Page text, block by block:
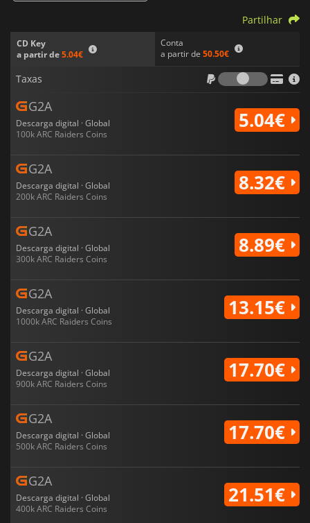
CD Key
a partir de5.04€
Conta
a partir de 50.50€
Partilhar
Taxas
Taxas
G2A
Descarga digital · Global
100k ARC Raiders Coins
5.04€
G2A
Descarga digital · Global
200k ARC Raiders Coins
8.32€
G2A
Descarga digital · Global
300k ARC Raiders Coins
8.89€
G2A
Descarga digital · Global
1000k ARC Raiders Coins
13.15€
G2A
Descarga digital · Global
900k ARC Raiders Coins
17.70€
G2A
Descarga digital · Global
500k ARC Raiders Coins
17.70€
G2A
Descarga digital · Global
400k ARC Raiders Coins
21.51€